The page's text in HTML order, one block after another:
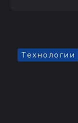
Технологии